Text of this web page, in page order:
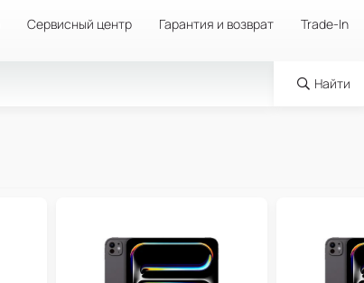
Сервисный центр Гарантия и возврат Trade-In
Найти